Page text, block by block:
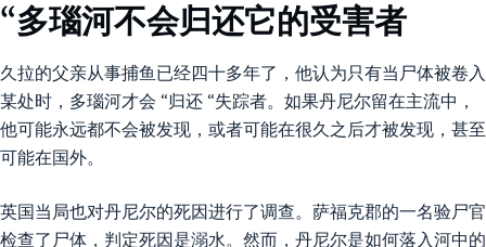
“多瑙河不会归还它的受害者
久拉的父亲从事捕鱼已经四十多年了，他认为只有当尸体被卷入
某处时，多瑙河才会 “归还 “失踪者。如果丹尼尔留在主流中，
他可能永远都不会被发现，或者可能在很久之后才被发现，甚至
可能在国外。
英国当局也对丹尼尔的死因进行了调查。萨福克郡的一名验尸官
检查了尸体，判定死因是溺水。然而，丹尼尔是如何落入河中的